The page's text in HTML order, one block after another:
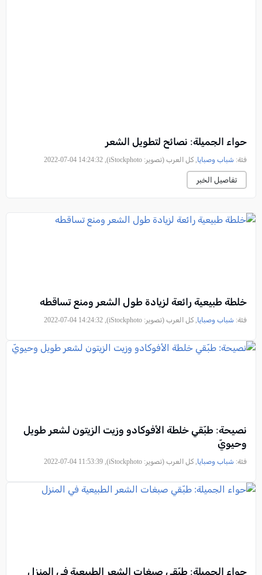
حواء الجميلة: نصائح لتطويل الشعر
فئة: شباب وصبايا, كل العرب (تصوير: iStockphoto), 2022-07-04 14:24:32
تفاصيل الخبر
خلطة طبيعية رائعة لزيادة طول الشعر ومنع تساقطه
فئة: شباب وصبايا, كل العرب (تصوير: iStockphoto), 2022-07-04 14:24:32
نصيحة: طبّقي خلطة الأفوكادو وزيت الزيتون لشعر طويل
وحيويّ
فئة: شباب وصبايا, كل العرب (تصوير: iStockphoto), 2022-07-04 11:53:39
حواء الجميلة: طبّقي صبغات الشعر الطبيعية في المنزل